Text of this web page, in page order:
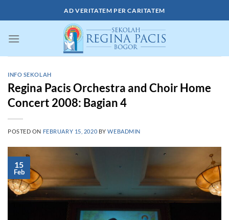
to
AD VERITATEM PER CARITATEM
INFO SEKOLAH
Regina Pacis Orchestra and Choir Home
Concert 2008: Bagian 4
POSTED ON FEBRUARY 15, 2020 BYWEBADMIN
15
Feb